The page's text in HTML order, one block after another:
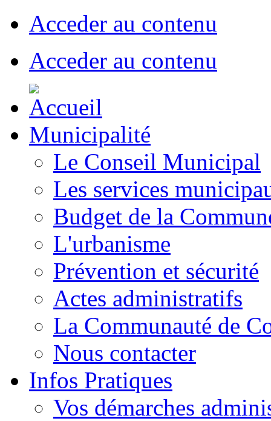
Acceder au contenu
Acceder au contenu
Municipalité
Le Conseil Municipal
Les services
Budget de la
L'urbanisme
Prévention et sécurité
Actes administratifs
La Communauté de
Nous contacter
Infos Pratiques
Vos démarches